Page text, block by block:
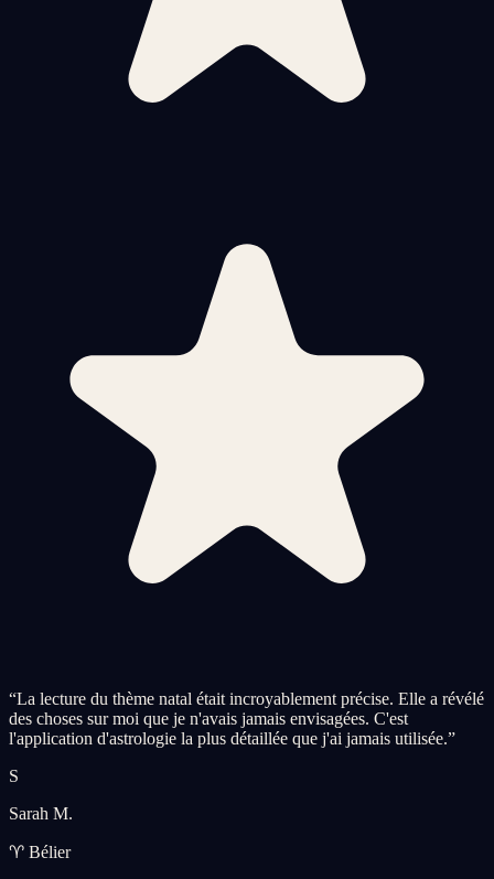
“La lecture du thème natal était incroyablement précise. Elle a révélé
des choses sur moi que je n'avais jamais envisagées. C'est
l'application d'astrologie la plus détaillée que j'ai jamais utilisée.”
S
Sarah M.
♈ Bélier